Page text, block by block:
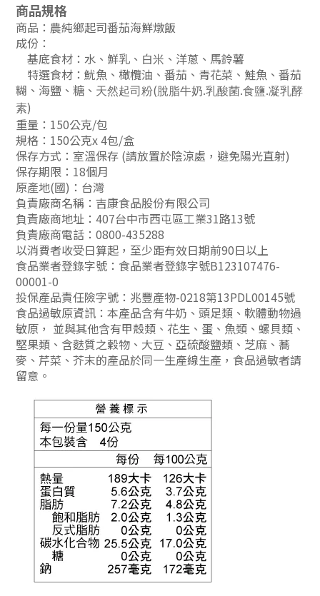
商品規格
商品：農純鄉起司番茄海鮮燉飯
成份：
基底食材：水、鮮乳、白米、洋蔥、馬鈴薯
特選食材： 魷魚、橄欖油、番茄、青花菜、鮭魚、番茄
糊、海鹽、糖、 天然起司粉(脫脂牛奶.乳酸菌.食鹽.凝乳酵
素)
重量：150公克/包
規格：150公克x 4包/盒
保存方式：室溫保存 (請放置於陰涼處，避免陽光直射)
保存期限：18個月
原產地(國)：台灣
負責廠商名稱：吉康食品股份有限公司
負責廠商地址：407台中市西屯區工業31路13號
負責廠商電話：0800-435288
以消費者收受日算起，至少距有效日期前90日以上
食品業者登錄字號：食品業者登錄字號B123107476-
00001-0
投保產品責任險字號：兆豐產物-0218第13PDL00145號
食品過敏原資訊：本產品含有牛奶、頭足類、軟體動物過
敏原， 並與其他含有甲殼類、花生、蛋、魚類、螺貝類、
堅果類、含麩質之穀物、大豆、亞硫酸鹽類、芝麻、蕎
麥、芹菜、芥末的產品於同一生產線生產，食品過敏者請
留意。